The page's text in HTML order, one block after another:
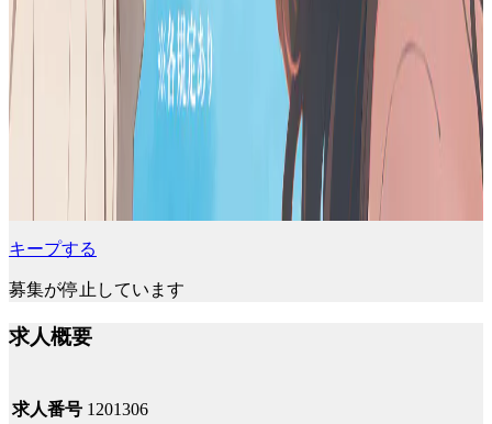
キープする
募集が停止しています
求人概要
求人番号 1201306